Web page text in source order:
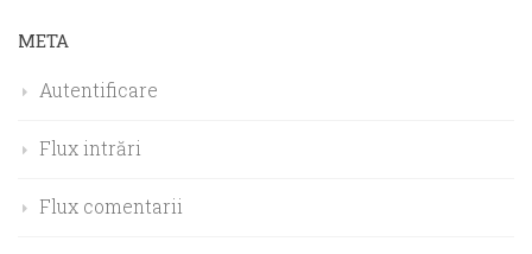
META
Autentificare
Flux intrări
Flux comentarii